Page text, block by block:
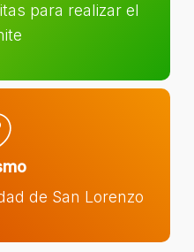
para realizar el
de San Lorenzo